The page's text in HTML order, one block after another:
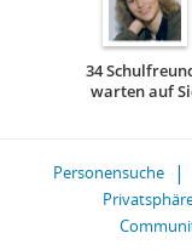
34
warten auf
Personensuche